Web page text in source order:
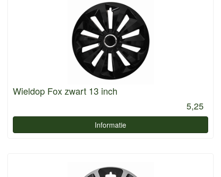
Wieldop Fox zwart 13 inch
5,25
Informatie